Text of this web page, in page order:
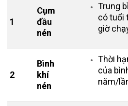
1
Cụm
đầu
nén
Trung
có tuổi
giờ
2
Bình
khí
nén
Thời
của
năm/